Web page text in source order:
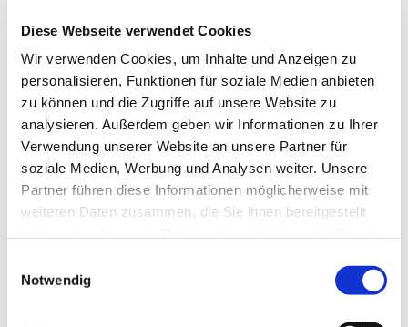
Diese Webseite verwendet Cookies
Wir verwenden Cookies, um Inhalte und Anzeigen zu
personalisieren, Funktionen für soziale Medien anbieten
zu können und die Zugriffe auf unsere Website zu
analysieren. Außerdem geben wir Informationen zu Ihrer
Verwendung unserer Website an unsere Partner für
soziale Medien, Werbung und Analysen weiter. Unsere
Partner führen diese Informationen möglicherweise mit
weiteren Daten zusammen, die Sie ihnen bereitgestellt
Notwendig